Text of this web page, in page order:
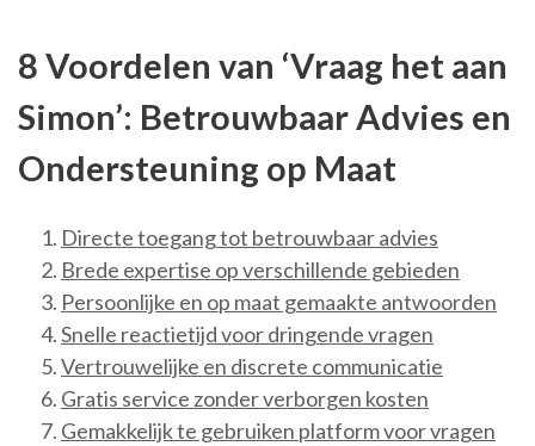
8 Voordelen van ‘Vraag het aan
Simon’: Betrouwbaar Advies en
Ondersteuning op Maat
Directe toegang tot betrouwbaar advies
Brede expertise op verschillende gebieden
Persoonlijke en op maat gemaakte antwoorden
Snelle reactietijd voor dringende vragen
Vertrouwelijke en discrete communicatie
Gratis service zonder verborgen kosten
Gemakkelijk te gebruiken platform voor vragen